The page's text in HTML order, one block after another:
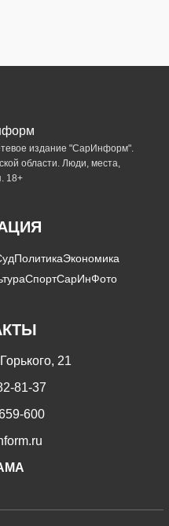
издание "СарИнформ".
области. Люди, места,
18+
ПолитикаЭкономика
СпортСарИнФото
21
81-37
600